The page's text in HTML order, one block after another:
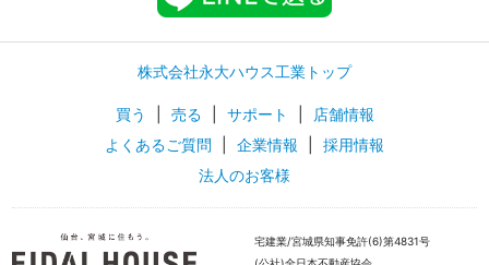
株式会社永大ハウス工業トップ
買う 売る サポート
店舗情報
よくあるご質問
企業情報
採用情報
法人のお客様
宅建業/宮城県知事免許(6)第4831号